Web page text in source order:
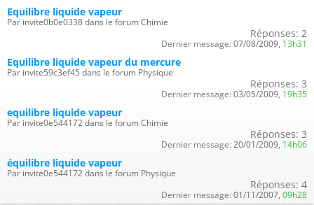
Equilibre liquide vapeur
Par invite0b0e0338 dans le forum Chimie
Réponses: 2
Dernier message: 07/08/2009, 13h31
Equilibre liquide vapeur du mercure
Par invite59c3ef45 dans le forum Physique
Réponses: 3
Dernier message: 03/05/2009, 19h35
equilibre liquide vapeur
Par invite0e544172 dans le forum Chimie
Réponses: 3
Dernier message: 20/01/2009, 14h06
équilibre liquide vapeur
Par invite0e544172 dans le forum Physique
Réponses: 4
Dernier message: 01/11/2007, 09h28